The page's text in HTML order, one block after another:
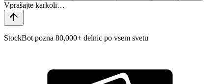
StockBot pozna 80,000+ delnic po vsem svetu